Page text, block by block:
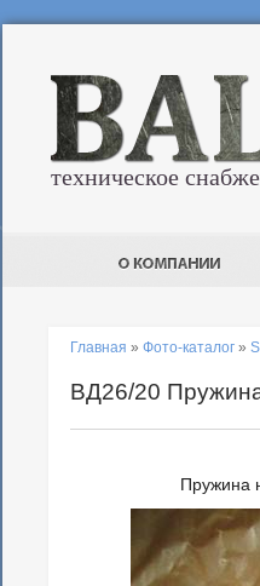
техническое
Главная » Фото-каталог »
ВД26/20
Пружина